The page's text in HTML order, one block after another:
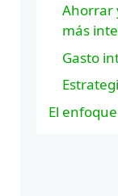
Ahorrar
más
Gasto
El